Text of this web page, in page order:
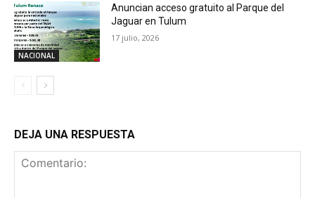
NACIONAL
Anuncian acceso gratuito al Parque del
Jaguar en Tulum
17 julio, 2026
DEJA UNA RESPUESTA